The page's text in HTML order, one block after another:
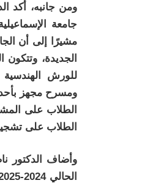
ومن جانبه، أكد
جامعة
الطلاب على
الطلاب على
وأضاف الدكتور